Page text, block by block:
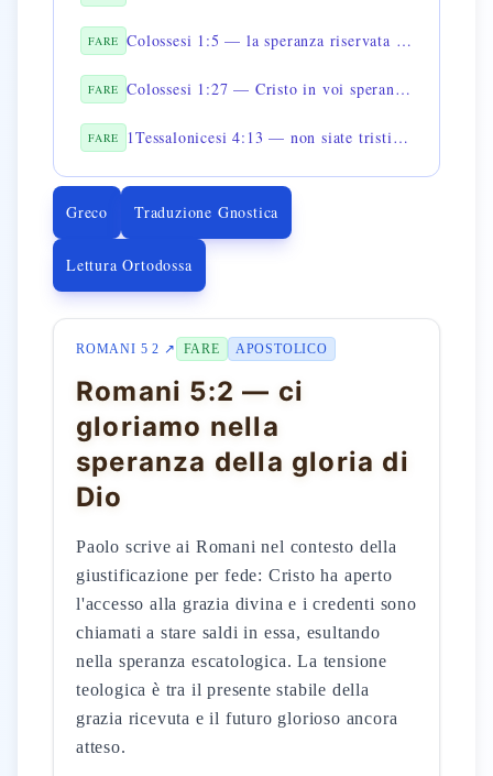
FARE Colossesi 1:5 — la speranza riservata nei cieli
FARE Colossesi 1:27 — Cristo in voi speranza della gloria
FARE 1Tessalonicesi 4:13 — non siate tristi come quelli che non hanno speranza
Greco Traduzione Gnostica
Lettura Ortodossa
ROMANI 5 2 ↗ FARE APOSTOLICO
Romani 5:2 — ci
gloriamo nella
speranza della gloria di
Dio
Paolo scrive ai Romani nel contesto della
giustificazione per fede: Cristo ha aperto
l'accesso alla grazia divina e i credenti sono
chiamati a stare saldi in essa, esultando
nella speranza escatologica. La tensione
teologica è tra il presente stabile della
grazia ricevuta e il futuro glorioso ancora
atteso.